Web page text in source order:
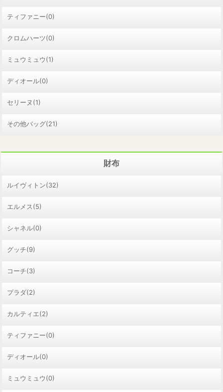
ティファニー(0)
クロムハーツ(0)
ミュウミュウ(1)
ディオール(0)
セリーヌ(1)
その他バッグ(21)
財布
ルイヴィトン(32)
エルメス(5)
シャネル(0)
グッチ(9)
コーチ(3)
プラダ(2)
カルティエ(2)
ティファニー(0)
ディオール(0)
ミュウミュウ(0)